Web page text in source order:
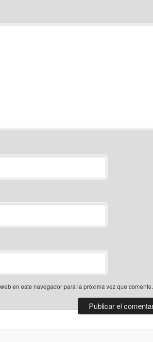
en este navegador para la próxima vez que comente.